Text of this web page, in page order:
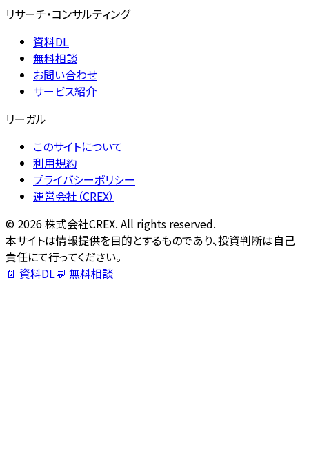
リサーチ・コンサルティング
資料DL
無料相談
お問い合わせ
サービス紹介
リーガル
このサイトについて
利用規約
プライバシーポリシー
運営会社（CREX）
© 2026株式会社CREX. All rights reserved.
本サイトは情報提供を目的とするものであり、投資判断は自己
責任にて行ってください。
📄 資料DL💬 無料相談